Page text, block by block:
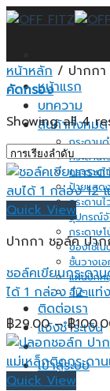
Skip
หน้าแรก
บทความ
สินค้าทั้งหมด
กระดาน
กระดาน
กระดาน
ป้ายแสด
กระดาน
อุปกรณ์จั
กระดาษ
ของใช้ใน
ชั้นวางเ
แผ่นปัก
อื่นๆ
ติดต่อเรา
แจ้งชำระเงิน
เข้าสู่ระบบ
หน้าหลัก / ปากกา
คัดกรอง
Showing all 4
Quick View
ปากกา ชอล์ค ปาก
ชอล์คเขียนกระดา
ได้ 1 กล่อง 12 แท่ง
฿29.00 – ฿
Quick View